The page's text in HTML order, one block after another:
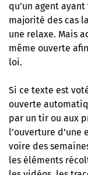
qu’un agent
majorité des cas
une relaxe. Mais
même ouverte
loi.
Si ce texte est
ouverte
par un tir ou aux
l’ouverture
voire des
les éléments